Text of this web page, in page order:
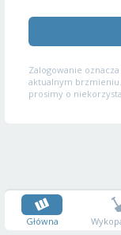
Zalogowanie
aktualnym brzmieniu.
prosimy o
Główna